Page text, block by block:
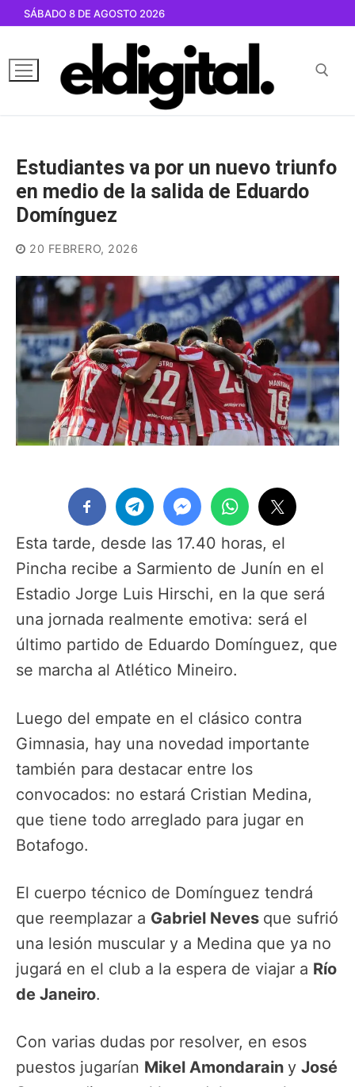
contenido
SÁBADO 8 DE AGOSTO 2026
Estudiantes va por un nuevo triunfo
en medio de la salida de Eduardo
Domínguez
20 FEBRERO, 2026
Esta tarde, desde las 17.40 horas, el
Pincha recibe a Sarmiento de Junín en el
Estadio Jorge Luis Hirschi, en la que será
una jornada realmente emotiva: será el
último partido de Eduardo Domínguez, que
se marcha al Atlético Mineiro.
Luego del empate en el clásico contra
Gimnasia, hay una novedad importante
también para destacar entre los
convocados: no estará Cristian Medina,
que tiene todo arreglado para jugar en
Botafogo.
El cuerpo técnico de Domínguez tendrá
que reemplazar a Gabriel Neves que sufrió
una lesión muscular y a Medina que ya no
jugará en el club a la espera de viajar a Río
de Janeiro.
Con varias dudas por resolver, en esos
puestos jugarían Mikel Amondarain y José